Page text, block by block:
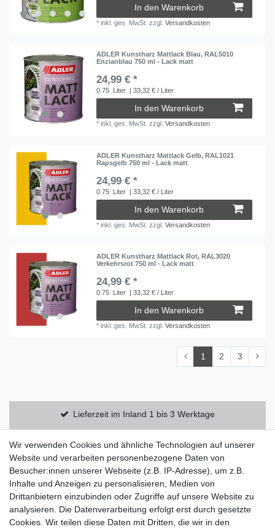
In den Warenkorb
*inkl. ges. MwSt. zzgl.Versandkosten
ADLER Kunstharz Mattlack Blau, RAL5010
Enzianblau 750 ml - Lack matt
24,99 € *
0.75 Liter | 33,32 € / Liter
In den Warenkorb
*inkl. ges. MwSt. zzgl.Versandkosten
ADLER Kunstharz Mattlack Gelb, RAL1021
Rapsgelb 750 ml - Lack matt
24,99 € *
0.75 Liter | 33,32 € / Liter
In den Warenkorb
*inkl. ges. MwSt. zzgl.Versandkosten
ADLER Kunstharz Mattlack Rot, RAL3020
Verkehrsrot 750 ml - Lack matt
24,99 € *
0.75 Liter | 33,32 € / Liter
In den Warenkorb
*inkl. ges. MwSt. zzgl.Versandkosten
1 2 3
Lieferzeit im Inland 1 bis 3 Werktage
Kostenloser Versand innerhalb Deutschlands
14 Tage Rückgaberecht
Zahlung und Versand
Wir verwenden Cookies und ähnliche Technologien auf unserer
Website und verarbeiten personenbezogene Daten von
Besucher:innen unserer Webseite (z.B. IP-Adresse), um z.B.
Inhalte und Anzeigen zu personalisieren, Medien von
Drittanbietern einzubinden oder Zugriffe auf unsere Website zu
analysieren. Die Datenverarbeitung erfolgt erst durch gesetzte
Cookies. Wir teilen diese Daten mit Dritten, die wir in den